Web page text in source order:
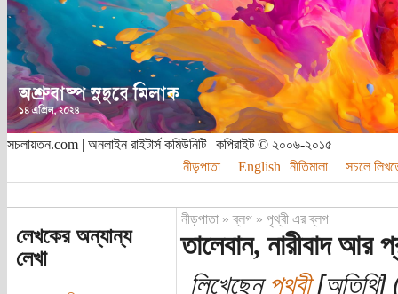
সচলায়তন.com | অনলাইন রাইটার্স কমিউনিটি | কপিরাইট © ২০০৬-২০১৫
নীড়পাতা
English নীতিমালা সচলে
লেখকের অন্যান্য
লেখা
নীড়পাতা»ব্লগ» পৃথ্বী এর ব্লগ
তালেবান, নারীবাদ আর
লিখেছেনপৃথ্বী[অতিথি]